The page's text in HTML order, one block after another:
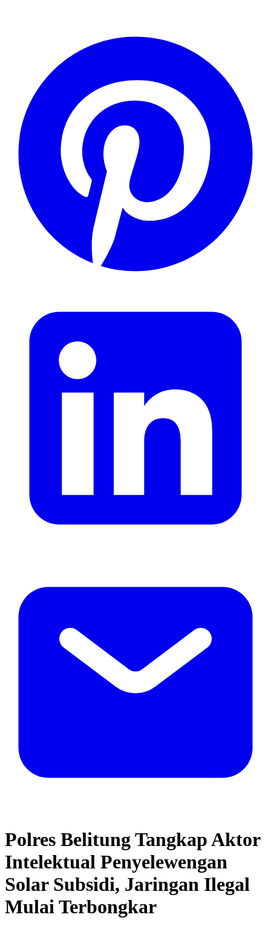
Polres Belitung Tangkap Aktor
Intelektual Penyelewengan
Solar Subsidi, Jaringan Ilegal
Mulai Terbongkar